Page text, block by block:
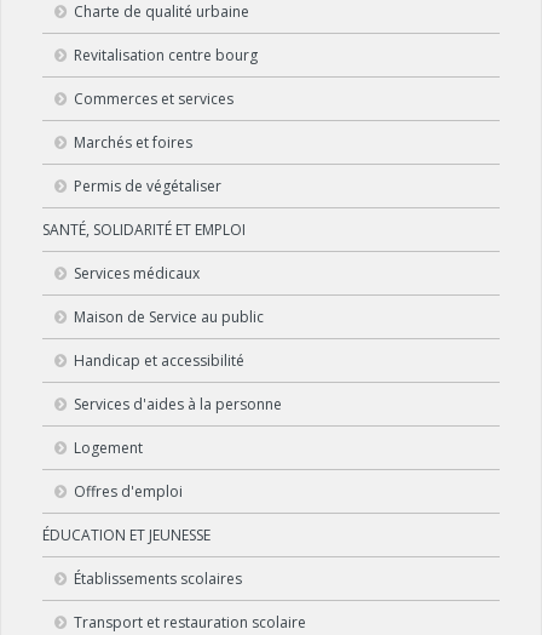
Charte de qualité urbaine
Revitalisation centre bourg
Commerces et services
Marchés et foires
Permis de végétaliser
SANTÉ, SOLIDARITÉ ET EMPLOI
Services médicaux
Maison de Service au public
Handicap et accessibilité
Services d'aides à la personne
Logement
Offres d'emploi
ÉDUCATION ET JEUNESSE
Établissements scolaires
Transport et restauration scolaire